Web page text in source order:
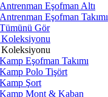
Antrenman Eşofman Altı
Antrenman Eşofman Takımı
Tümünü Gör
Kamp Eşofman Takımı
Kamp Polo Tişört
Kamp Şort
Kamp Mont & Kaban